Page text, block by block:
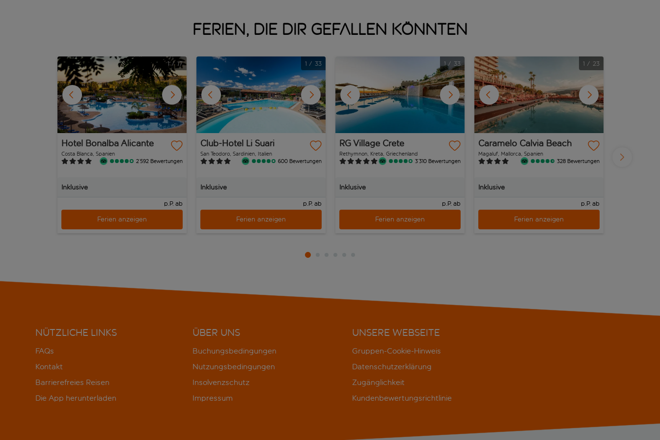
Ferien, die dir gefallen könnten
1 / 17
Hotel Bonalba Alicante
Costa Blanca, Spanien
2’592 Bewertungen
Inklusive
p.P. ab
Ferien anzeigen
1 / 33
Club-Hotel Li Suari
San Teodoro, Sardinien, Italien
600 Bewertungen
Inklusive
p.P. ab
Ferien anzeigen
1 / 33
RG Village Crete
Rethymnon, Kreta, Griechenland
3’310 Bewertungen
Inklusive
p.P. ab
Ferien anzeigen
1 / 23
Caramelo Calvia Beach
Magaluf, Mallorca, Spanien
328 Bewertungen
Inklusive
p.P. ab
Ferien anzeigen
Cala d'Or,
NÜTZLICHE LINKS
FAQs
Kontakt
Barrierefreies Reisen
Die App herunterladen
ÜBER UNS
Buchungsbedingungen
Nutzungsbedingungen
Insolvenzschutz
Impressum
UNSERE WEBSEITE
Gruppen-Cookie-Hinweis
Datenschutzerklärung
Zugänglichkeit
Kundenbewertungsrichtlinie